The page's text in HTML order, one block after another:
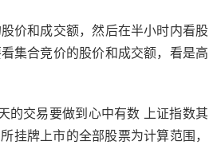
价和成交额，然后在半小时内看股
集合竞价的股价和成交额，看是高
的交易要做到心中有数 上证指数其
挂牌上市的全部股票为计算范围，